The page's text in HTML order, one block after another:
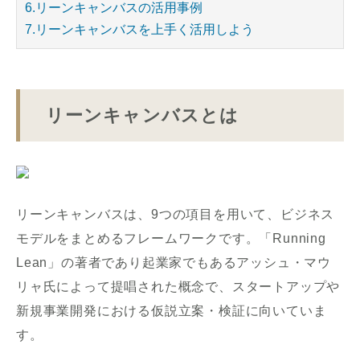
6.リーンキャンバスの活用事例
7.リーンキャンバスを上手く活用しよう
リーンキャンバスとは
リーンキャンバスは、9つの項目を用いて、ビジネス
モデルをまとめるフレームワークです。「Running
Lean」の著者であり起業家でもあるアッシュ・マウ
リャ氏によって提唱された概念で、スタートアップや
新規事業開発における仮説立案・検証に向いていま
す。